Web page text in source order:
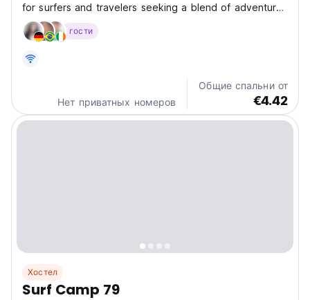
for surfers and travelers seeking a blend of adventure
and relaxation. This hostel is located within walking
distance of the famous Kuta Beach, a hotspot for
гости
Нет приватных номеров
Общие спальни от
€4.42
Хостел
Surf Camp 79